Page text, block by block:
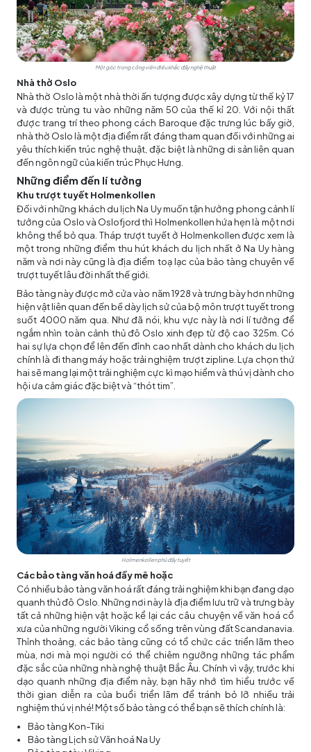
Một góc trong công viên điêu khắc đầy nghệ thuật
Nhà thờ Oslo
Nhà thờ Oslo là một nhà thời ấn tượng được xây dựng từ thế kỷ 17
và được trùng tu vào những năm 50 của thế kỉ 20. Với nội thất
được trang trí theo phong cách Baroque đặc trưng lúc bấy giờ,
nhà thờ Oslo là một địa điểm rất đáng tham quan đối với những ai
yêu thích kiến trúc nghệ thuật, đặc biệt là những di sản liên quan
đến ngôn ngữ của kiến trúc Phục Hưng.
Những điểm đến lí tưởng
Khu trượt tuyết Holmenkollen
Đối với những khách du lịch Na Uy muốn tận hưởng phong cảnh lí
tưởng của Oslo và Oslofjord thì Holmenkollen hứa hẹn là một nơi
không thể bỏ qua. Tháp trượt tuyết ở Holmenkollen được xem là
một trong những điểm thu hút khách du lịch nhất ở Na Uy hàng
năm và nơi này cũng là địa điểm toạ lạc của bảo tàng chuyên về
trượt tuyết lâu đời nhất thế giới.
Bảo tàng này được mở cửa vào năm 1928 và trưng bày hơn những
hiện vật liên quan đến bề dày lịch sử của bộ môn trượt tuyết trong
suốt 4000 năm qua. Như đã nói, khu vực này là nơi lí tưởng để
ngắm nhìn toàn cảnh thủ đô Oslo xinh đẹp từ độ cao 325m. Có
hai sự lựa chọn để lên đến đỉnh cao nhất dành cho khách du lịch
chính là đi thang máy hoặc trải nghiệm trượt zipline. Lựa chọn thứ
hai sẽ mang lại một trải nghiệm cực kì mạo hiểm và thú vị dành cho
hội ưa cảm giác đặc biệt và “thót tim”.
Holmenkollen phủ đầy tuyết
Các bảo tàng văn hoá đầy mê hoặc
Có nhiều bảo tàng văn hoá rất đáng trải nghiệm khi bạn đang dạo
quanh thủ đô Oslo. Những nơi này là địa điểm lưu trữ và trưng bày
tất cả những hiện vật hoặc kể lại các câu chuyện về văn hoá cổ
xưa của những người Viking cổ sống trên vùng đất Scandanavia.
Thỉnh thoảng, các bảo tàng cũng có tổ chức các triển lãm theo
mùa, nơi mà mọi người có thể chiêm ngưỡng những tác phẩm
đặc sắc của những nhà nghệ thuật Bắc Âu. Chính vì vậy, trước khi
dạo quanh những địa điểm này, bạn hãy nhớ tìm hiểu trước về
thời gian diễn ra của buổi triển lãm để tránh bỏ lỡ nhiều trải
nghiệm thú vị nhé! Một số bảo tàng có thể bạn sẽ thích chính là:
Bảo tàng Kon-Tiki
Bảo tàng Lịch sử Văn hoá Na Uy